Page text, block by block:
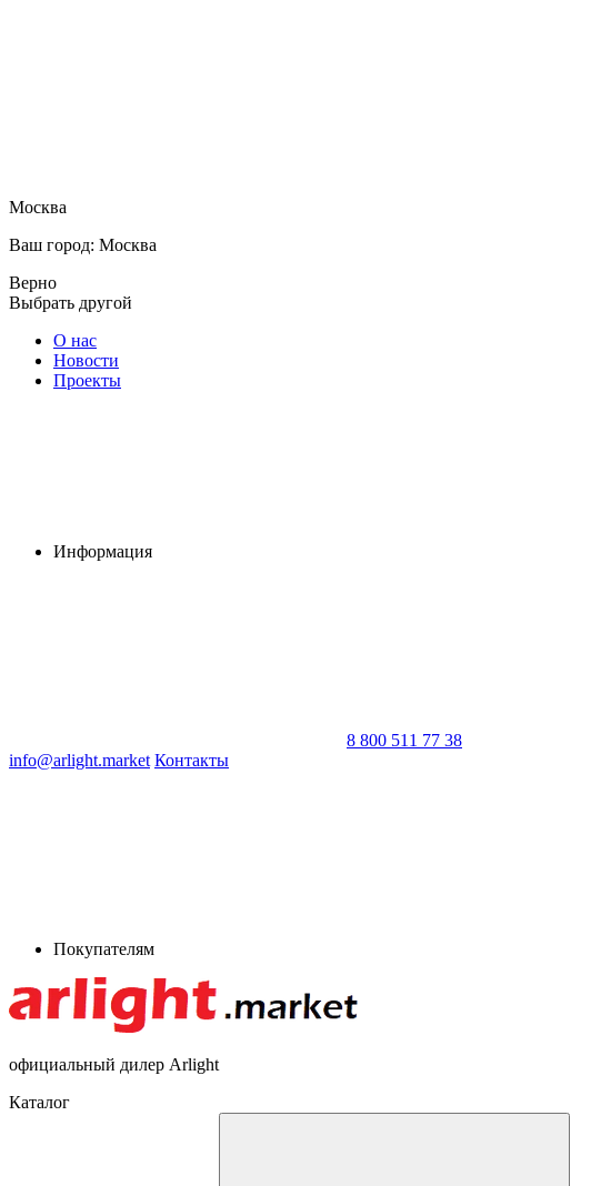
Москва
Ваш город: Москва
Верно
Выбрать другой
О нас
Новости
Проекты
Информация
8 800 511 77 38
info@arlight.market Контакты
Покупателям
официальный дилер Arlight
Каталог